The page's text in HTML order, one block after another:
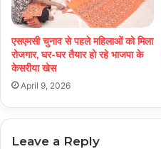
एसएमसी चुनाव से पहले महिलाओं को मिला
रोजगार, घर-घर तैयार हो रहे भाजपा के
केसरीया खेस
April 9, 2026
Leave a Reply